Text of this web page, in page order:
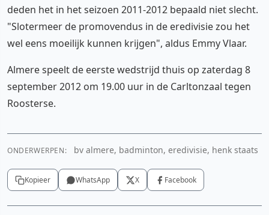
deden het in het seizoen 2011-2012 bepaald niet slecht.
"Slotermeer de promovendus in de eredivisie zou het
wel eens moeilijk kunnen krijgen", aldus Emmy Vlaar.
Almere speelt de eerste wedstrijd thuis op zaterdag 8
september 2012 om 19.00 uur in de Carltonzaal tegen
Roosterse.
ONDERWERPEN: bv almere, badminton, eredivisie, henk staats
Kopieer WhatsApp X Facebook